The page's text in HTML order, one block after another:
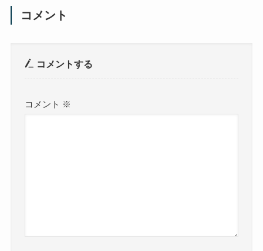
コメント
コメントする
コメント ※